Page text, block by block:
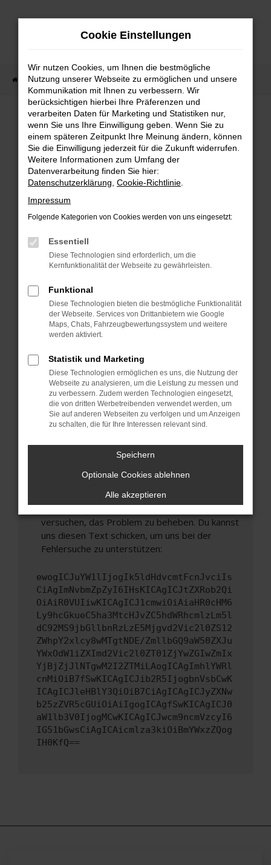
Zum
Startseite Fahrzeugangebote Sofort verfügbare Fahrzeuge
FEHLER: NETWORK ERROR
Beim Laden ist ein Fehler aufgetreten.
Hier sind ein paar Tipps, die dir helfen können:
Überprüfe deine Firewall und deine
Laden andere Webseiten, zum Beispiel deine
Suchmaschine?
Prüfe deine Browsererweiterungen.
Manche Erweiterungen, wie Werbeblocker,
verhindern. Funktioniert die Seite in einem
anderen Browser oder in einem privaten
Fenster?
Starte dein Gerät neu.
Probleme zu beheben.
Stelle sicher, dass dein Browser und dein
Betriebssystem auf dem neuesten Stand
sind.
Veraltete Software birgt nicht nur ein
dass bestimmte Funktionen nicht mehr
Wende dich an den Webseitenbetreiber.
Wenn du alle oben genannten Schritte versucht
hast, kontaktiere uns bitte. Wir werden
versuchen, das Problem zu beheben. Du kannst
uns diesen Text schicken, um uns bei der
Fehlersuche zu unterstützen:
ewogICJuYW1lIjogIk5ldHdvcmtFcnJvciIs
CiAgImNvbmZpZyI6IHsKICAgICJtZXRob2Qi
OiAiR0VUIiwKICAgICJ1cmwiOiAiaHR0cHM6
Ly9hcGkueC5ha3MtcHJvZC5hdWRhcmlzLm5l
dC92MS9jbGllbnRzLzE5Mjgvd2Vic2l0ZS12
ZWhpY2xlcy8wMTgtNDE/ZmllbGQ9aW50ZXJu
YWxOdW1iZXImd2Vic2l0ZT01ZjYwZGIwZmIx
YjBjZjJlNTgwM2I2ZTMiLAogICAgImhlYWRl
cnMiOiB7fSwKICAgICJib2R5IjogbnVsbCwK
ICAgICJleHBlY3QiOiB7CiAgICAgICJyZXNw
b25zZVR5cGUiOiAiIgogICAgfSwKICAgICJ0
aW1lb3V0IjogMCwKICAgICJwcm9ncmVzcyI6
IG51bGwsCiAgICAicmlza3kiOiBmYWxzZQog
IH0KfQ==
Cookie Einstellungen
Wir nutzen Cookies, um Ihnen die bestmögliche
Nutzung unserer Webseite zu ermöglichen und unsere
Kommunikation mit Ihnen zu verbessern. Wir
berücksichtigen hierbei Ihre Präferenzen und
verarbeiten Daten für Marketing und Statistiken nur,
wenn Sie uns Ihre Einwilligung geben. Wenn Sie zu
einem späteren Zeitpunkt Ihre Meinung ändern, können
Sie die Einwilligung jederzeit für die Zukunft widerrufen.
Weitere Informationen zum Umfang der
Datenverarbeitung finden Sie hier:
Datenschutzerklärung Cookie-Richtlinie
Impressum
Folgende Kategorien von Cookies werden von uns eingesetzt:
Essentiell
Diese Technologien sind erforderlich, um die
Kernfunktionalität der Webseite zu gewährleisten.
Funktional
Diese Technologien bieten die bestmögliche Funktionalität
der Webseite. Services von Drittanbietern wie Google
Maps, Chats, Fahrzeugbewertungssystem und weitere
werden aktiviert.
Statistik und Marketing
Diese Technologien ermöglichen es uns, die Nutzung der
Webseite zu analysieren, um die Leistung zu messen und
zu verbessern. Zudem werden Technologien eingesetzt,
die von dritten Werbetreibenden verwendet werden, um
Sie auf anderen Webseiten zu verfolgen und um Anzeigen
zu schalten, die für Ihre Interessen relevant sind.
Speichern
Optionale Cookies ablehnen
Alle akzeptieren